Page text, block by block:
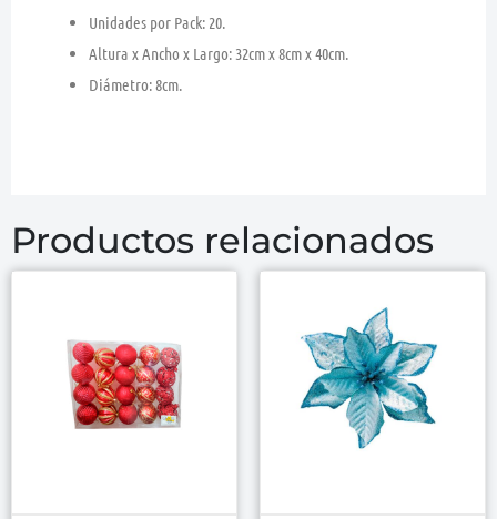
Unidades por Pack: 20.
Altura x Ancho x Largo: 32cm x 8cm x 40cm.
Diámetro: 8cm.
Productos relacionados